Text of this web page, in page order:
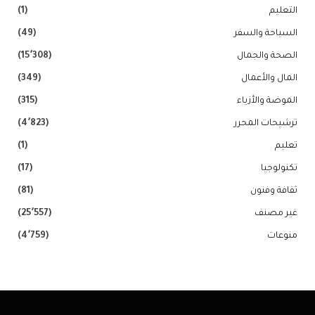
التعليم (1)
السياحة والسفر (49)
الصحة والجمال (15٬308)
المال والأعمال (349)
الموضة والأزياء (315)
ترشيحات المحرر (4٬823)
تعليم (1)
تكنولوجيا (17)
ثقافة وفنون (81)
غير مصنف (25٬557)
منوعات (4٬759)